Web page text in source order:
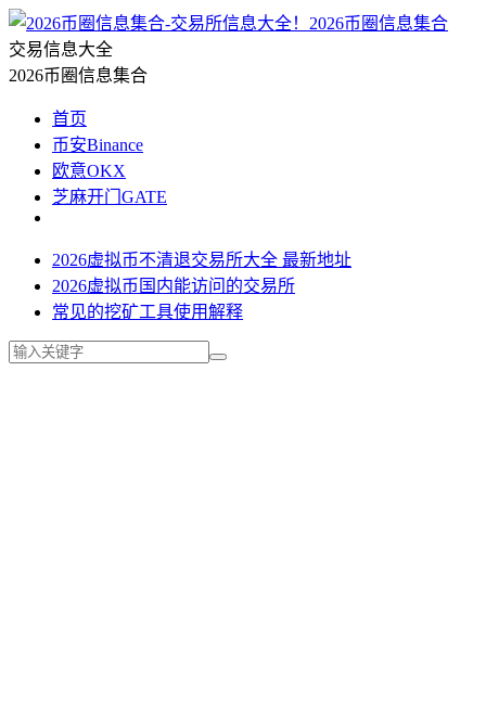
2026币圈信息集合
交易信息大全
2026币圈信息集合
首页
币安Binance
欧意OKX
芝麻开门GATE
2026虚拟币不清退交易所大全 最新地址
2026虚拟币国内能访问的交易所
常见的挖矿工具使用解释